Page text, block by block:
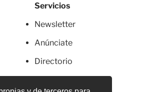
Servicios
Newsletter
Anúnciate
Directorio